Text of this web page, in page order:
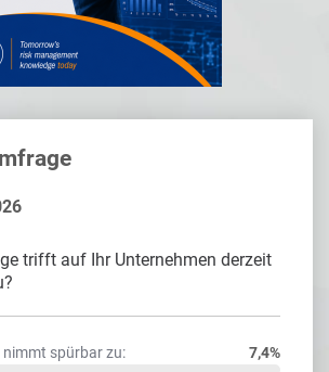
trifft auf Ihr Unternehmen derzeit
nimmt spürbar zu: 7,4%